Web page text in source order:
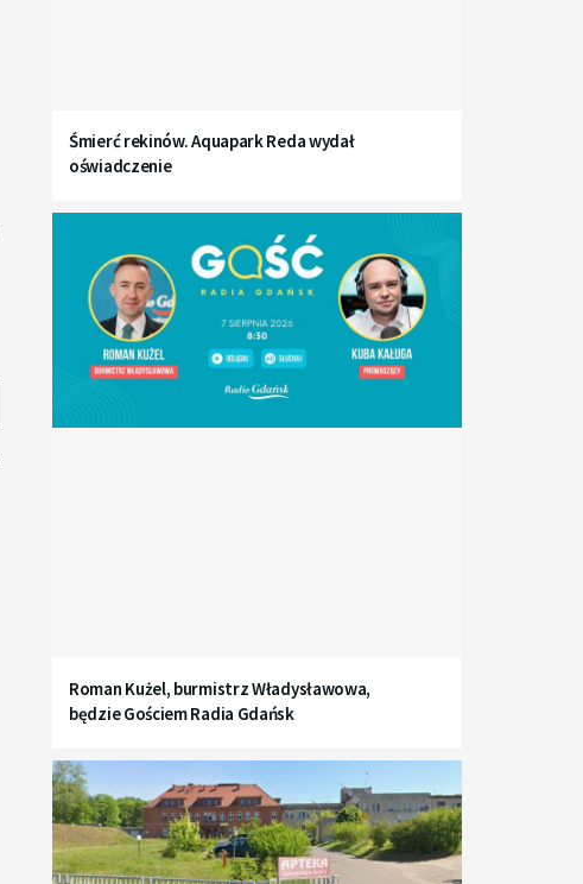
Śmierć rekinów. Aquapark Reda wydał
oświadczenie
Roman Kużel, burmistrz Władysławowa,
będzie Gościem Radia Gdańsk